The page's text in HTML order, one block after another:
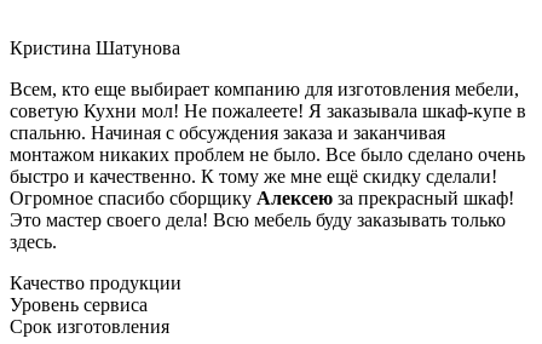
Кристина Шатунова
Всем, кто еще выбирает компанию для изготовления мебели,
советую Кухни мол! Не пожалеете! Я заказывала шкаф-купе в
спальню. Начиная с обсуждения заказа и заканчивая
монтажом никаких проблем не было. Все было сделано очень
быстро и качественно. К тому же мне ещё скидку сделали!
Огромное спасибо сборщику Алексею за прекрасный шкаф!
Это мастер своего дела! Всю мебель буду заказывать только
здесь.
Качество продукции
Уровень сервиса
Срок изготовления